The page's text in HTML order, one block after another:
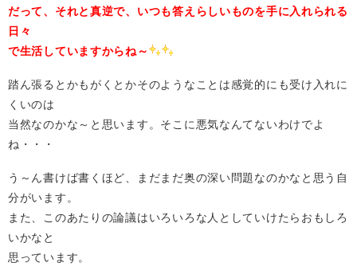
だって、それと真逆で、いつも答えらしいものを手に入れられる
日々
で生活していますからね～
踏ん張るとかもがくとかそのようなことは感覚的にも受け入れに
くいのは
当然なのかな～と思います。そこに悪気なんてないわけでよ
ね・・・
う～ん書けば書くほど、まだまだ奥の深い問題なのかなと思う自
分がいます。
また、このあたりの論議はいろいろな人としていけたらおもしろ
いかなと
思っています。